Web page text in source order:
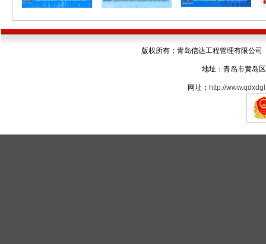
版权所有：青岛信达工程管理有限公
地址：青岛市黄岛
网址： http://